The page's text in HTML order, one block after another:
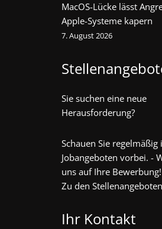
MacOS-Lücke lässt
Apple-Systeme kapern
7. August 2026
Sie suchen eine neue
Herausforderung?
Schauen Sie regelmäßig
Jobangeboten vorbei. -
uns auf Ihre Bewerbung!
Zu den
Ihr Kontakt